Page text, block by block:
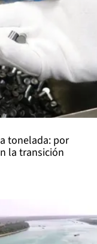
tonelada: por
la transición